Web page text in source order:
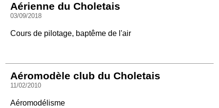
Aérienne du Choletais
03/09/2018
Cours de pilotage, baptême de l'air
Aéromodèle club du Choletais
11/02/2010
Aéromodélisme